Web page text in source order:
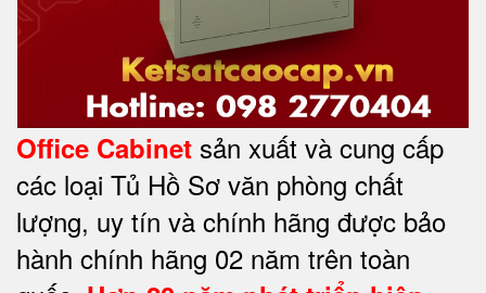
Office Cabinet sản xuất và cung cấp
các loại Tủ Hồ Sơ văn phòng chất
lượng, uy tín và chính hãng được bảo
hành chính hãng 02 năm trên toàn